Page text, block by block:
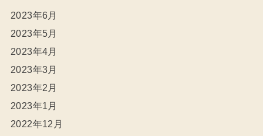
2023年6月
2023年5月
2023年4月
2023年3月
2023年2月
2023年1月
2022年12月